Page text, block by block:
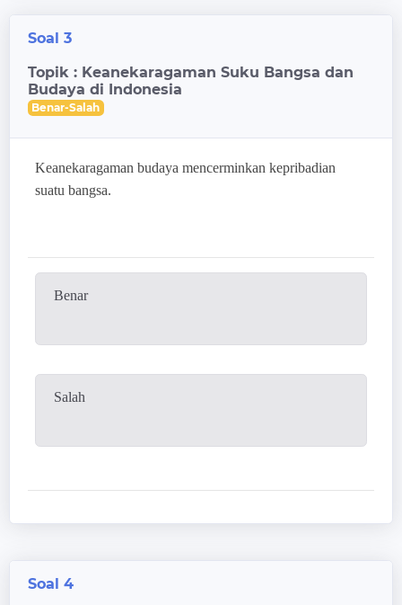
Soal 3
Topik : Keanekaragaman Suku Bangsa dan
Budaya di Indonesia
Benar-Salah
Keanekaragaman budaya mencerminkan kepribadian
suatu bangsa.
Benar
Salah
Soal 4